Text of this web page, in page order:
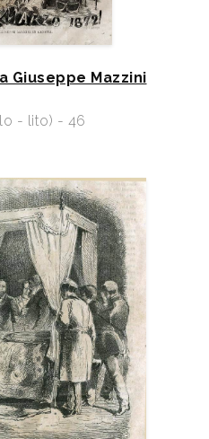
Giuseppe Mazzini
- lito) - 46